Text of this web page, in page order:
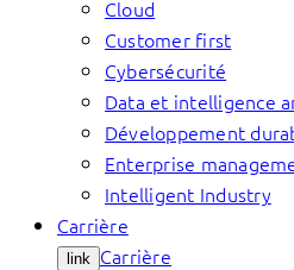
Cloud
Customer first
Cybersécurité
Data et intelligence
Développement
Enterprise
Intelligent Industry
Carrière
link Carrière